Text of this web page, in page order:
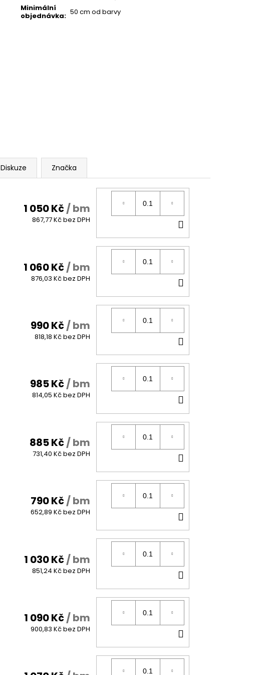
Minimální
objednávka: 50 cm od barvy
Diskuze Značka
1 050 Kč/ bm
867,77 Kč bez DPH
KOŠÍKU
1 060 Kč/ bm
876,03 Kč bez DPH
KOŠÍKU
990 Kč/ bm
818,18 Kč bez DPH
KOŠÍKU
985 Kč/ bm
814,05 Kč bez DPH
KOŠÍKU
885 Kč/ bm
731,40 Kč bez DPH
KOŠÍKU
790 Kč/ bm
652,89 Kč bez DPH
KOŠÍKU
1 030 Kč/ bm
851,24 Kč bez DPH
KOŠÍKU
1 090 Kč/ bm
900,83 Kč bez DPH
KOŠÍKU